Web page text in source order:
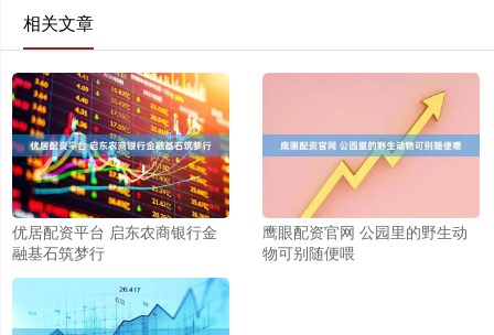
相关文章
优居配资平台 启东农商银行金
融基石筑梦行
鹰眼配资官网 公园里的野生动
物可别随便喂